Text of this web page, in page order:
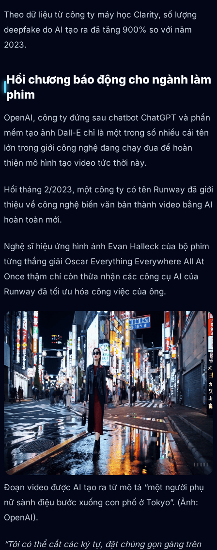
Theo dữ liệu từ công ty máy học Clarity, số lượng
deepfake do AI tạo ra đã tăng 900% so với năm
2023.
Hồi chương báo động cho ngành làm
phim
OpenAI, công ty đứng sau chatbot ChatGPT và phần
mềm tạo ảnh Dall-E chỉ là một trong số nhiều cái tên
lớn trong giới công nghệ đang chạy đua để hoàn
thiện mô hình tạo video tức thời này.
Hồi tháng 2/2023, một công ty có tên Runway đã giới
thiệu về công nghệ biến văn bản thành video bằng AI
hoàn toàn mới.
Nghệ sĩ hiệu ứng hình ảnh Evan Halleck của bộ phim
từng thắng giải Oscar Everything Everywhere All At
Once thậm chí còn thừa nhận các công cụ AI của
Runway đã tối ưu hóa công việc của ông.
Đoạn video được AI tạo ra từ mô tả “một người phụ
nữ sành điệu bước xuống con phố ở Tokyo”. (Ảnh:
OpenAI).
“Tôi có thể cắt các ký tự, đặt chúng gọn gàng trên